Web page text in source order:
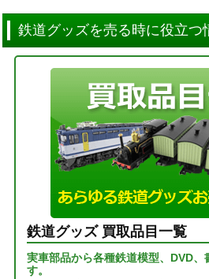
鉄道グッズを売る時に役立つ
鉄道グッズ 買取品目一覧
実車部品から各種鉄道模型、DVD、
す。